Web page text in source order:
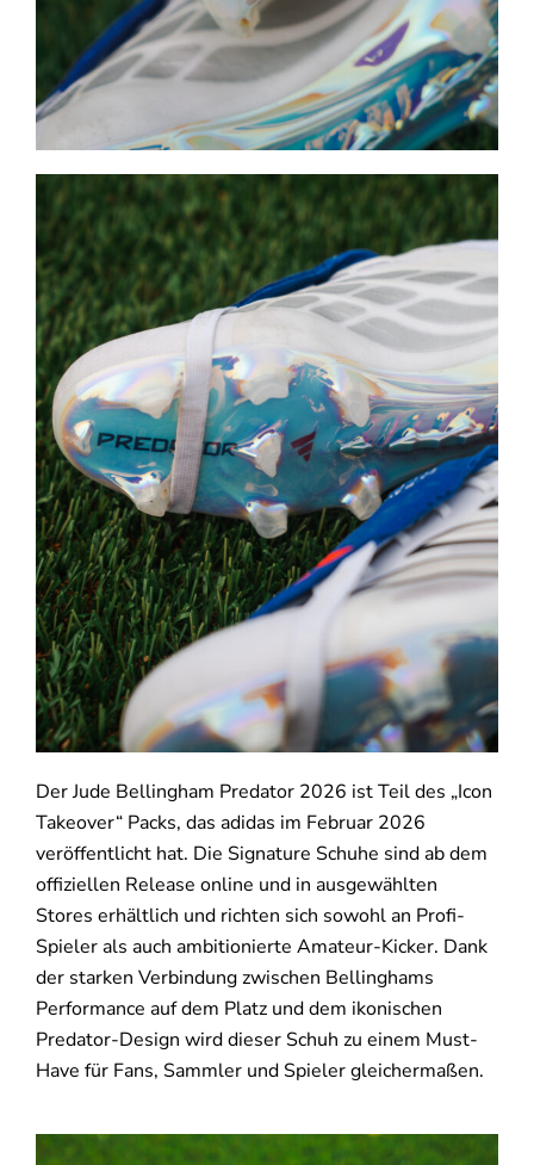
Der Jude Bellingham Predator 2026 ist Teil des „Icon
Takeover“ Packs, das adidas im Februar 2026
veröffentlicht hat. Die Signature Schuhe sind ab dem
offiziellen Release online und in ausgewählten
Stores erhältlich und richten sich sowohl an Profi-
Spieler als auch ambitionierte Amateur-Kicker. Dank
der starken Verbindung zwischen Bellinghams
Performance auf dem Platz und dem ikonischen
Predator-Design wird dieser Schuh zu einem Must-
Have für Fans, Sammler und Spieler gleichermaßen.